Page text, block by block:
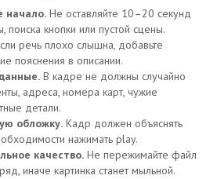
начало. Не оставляйте 10–20 секунд
поиска кнопки или пустой сцены.
речь плохо слышна, добавьте
пояснения в описании.
В кадре не должны случайно
адреса, номера карт, чужие
детали.
обложку. Кадр должен объяснять
нажимать play.
качество. Не пережимайте файл
иначе картинка станет мыльной.